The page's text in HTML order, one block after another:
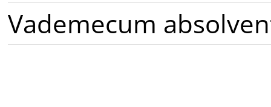
Vademecum